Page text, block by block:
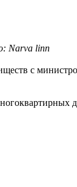
Narva linn
с